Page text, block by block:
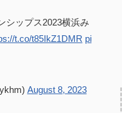
シップス2023横浜み
t.co/t85IkZ1DMR pi
August 8, 2023